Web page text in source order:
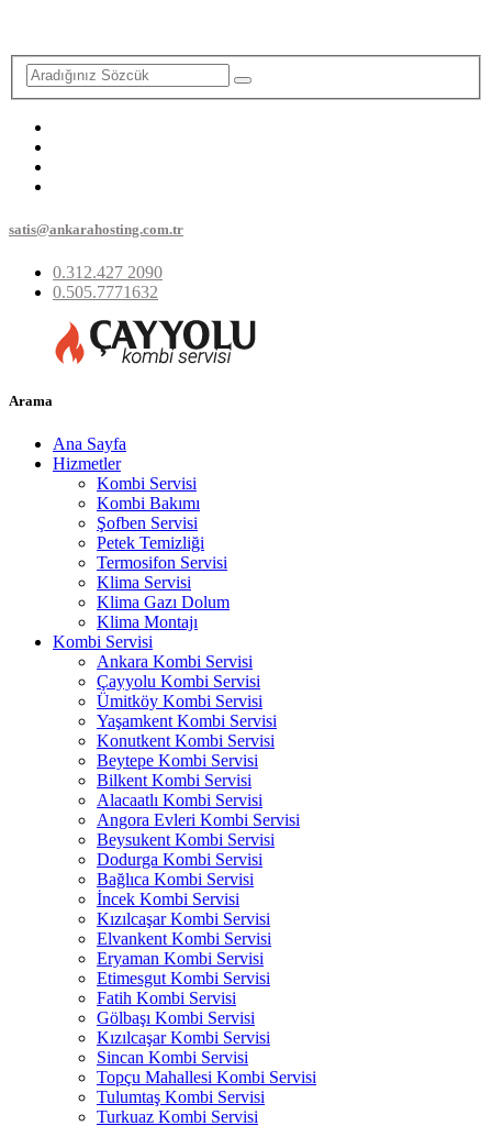
satis@ankarahosting.com.tr
0.312.427 2090
0.505.7771632
Arama
Ana Sayfa
Hizmetler
Kombi Servisi
Kombi Bakımı
Şofben Servisi
Petek Temizliği
Termosifon Servisi
Klima Servisi
Klima Gazı Dolum
Klima Montajı
Kombi Servisi
Ankara Kombi Servisi
Çayyolu Kombi Servisi
Ümitköy Kombi Servisi
Yaşamkent Kombi Servisi
Konutkent Kombi Servisi
Beytepe Kombi Servisi
Bilkent Kombi Servisi
Alacaatlı Kombi Servisi
Angora Evleri Kombi Servisi
Beysukent Kombi Servisi
Dodurga Kombi Servisi
Bağlıca Kombi Servisi
İncek Kombi Servisi
Kızılcaşar Kombi Servisi
Elvankent Kombi Servisi
Eryaman Kombi Servisi
Etimesgut Kombi Servisi
Fatih Kombi Servisi
Gölbaşı Kombi Servisi
Kızılcaşar Kombi Servisi
Sincan Kombi Servisi
Topçu Mahallesi Kombi Servisi
Tulumtaş Kombi Servisi
Turkuaz Kombi Servisi